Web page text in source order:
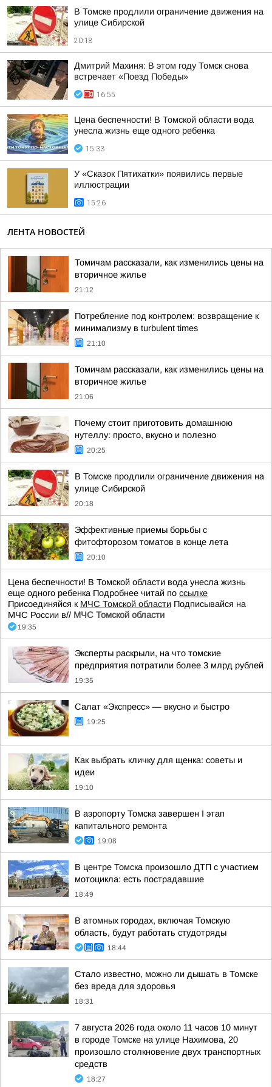
В Томске продлили ограничение движения на
улице Сибирской
20:18
Дмитрий Махиня: В этом году Томск снова
встречает «Поезд Победы»
16:55
Цена беспечности! В Томской области вода
унесла жизнь еще одного ребенка
15:33
У «Сказок Пятихатки» появились первые
иллюстрации
15:26
ЛЕНТА НОВОСТЕЙ
Томичам рассказали, как изменились цены на
вторичное жилье
21:12
Потребление под контролем: возвращение к
минимализму в turbulent times
21:10
Томичам рассказали, как изменились цены на
вторичное жилье
21:06
Почему стоит приготовить домашнюю
нутеллу: просто, вкусно и полезно
20:25
В Томске продлили ограничение движения на
улице Сибирской
20:18
Эффективные приемы борьбы с
фитофторозом томатов в конце лета
20:10
Цена беспечности! В Томской области вода унесла жизнь
еще одного ребенка Подробнее читай по ссылке
Присоединяйся к МЧС Томской области Подписывайся на
МЧС России в// МЧС Томской области
19:35
Эксперты раскрыли, на что томские
предприятия потратили более 3 млрд рублей
19:35
Салат «Экспресс» — вкусно и быстро
19:25
Как выбрать кличку для щенка: советы и
идеи
19:10
В аэропорту Томска завершен I этап
капитального ремонта
19:08
В центре Томска произошло ДТП с участием
мотоцикла: есть пострадавшие
18:49
В атомных городах, включая Томскую
область, будут работать студотряды
18:44
Стало известно, можно ли дышать в Томске
без вреда для здоровья
18:31
7 августа 2026 года около 11 часов 10 минут
в городе Томске на улице Нахимова, 20
произошло столкновение двух транспортных
средств
18:27